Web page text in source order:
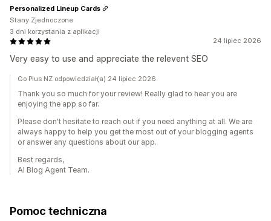
24 lipiec 2026
Very easy to use and appreciate the relevent SEO
Personalized Lineup Cards
Stany Zjednoczone
3 dni korzystania z aplikacji
Go Plus NZ odpowiedział(a) 24 lipiec 2026
Thank you so much for your review! Really glad to hear you are
enjoying the app so far.
Please don't hesitate to reach out if you need anything at all. We are
always happy to help you get the most out of your blogging agents
or answer any questions about our app.
Best regards,
AI Blog Agent Team.
Pomoc techniczna